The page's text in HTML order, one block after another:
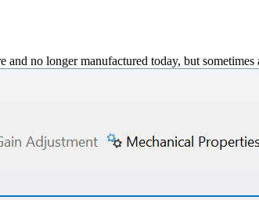
no longer manufactured today, but